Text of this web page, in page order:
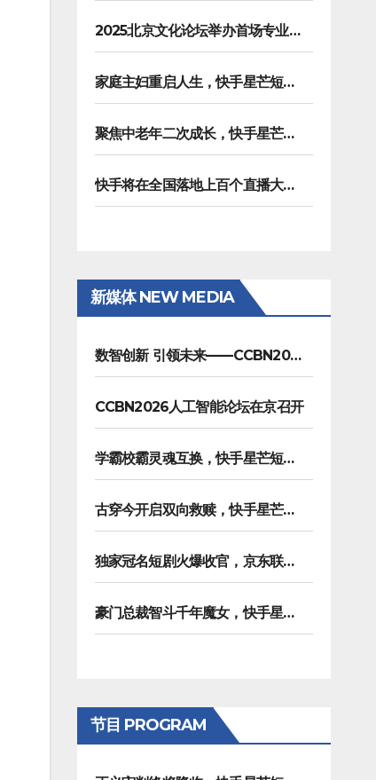
2025北京文化论坛举办首场专业沙龙，聚焦AI重塑内容生产
家庭主妇重启人生，快手星芒短剧《五十风华》上演中年大女主逆袭
聚焦中老年二次成长，快手星芒短剧《进击的潘叔》诠释银发力量
快手将在全国落地上百个直播大舞台，拓展直播夜经济生态
新媒体 NEW MEDIA
数智创新 引领未来——CCBN2026展会在京圆满闭幕
CCBN2026人工智能论坛在京召开
学霸校霸灵魂互换，快手星芒短剧《请把我的人设立住》笑泪齐飞
古穿今开启双向救赎，快手星芒短剧《伪装游戏》诠释热血青春友谊
独家冠名短剧火爆收官，京东联合快手星芒短剧打造双11营销范本
豪门总裁智斗千年魔女，快手星芒短剧《浮生拍卖行》奇幻元素拉满
节目 PROGRAM